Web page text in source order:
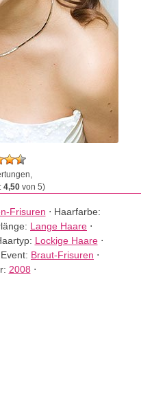
4,50von 5)
Frisuren ⋅ Haarfarbe:
Lange Haare ⋅
Lockige Haare⋅
Event: Braut-Frisuren ⋅
2008 ⋅